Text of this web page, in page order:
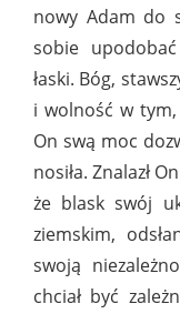
nowy Adam do
sobie
łaski. Bóg,
i wolność w tym,
On swą moc
nosiła. Znalazł
że blask swój
ziemskim,
swoją
chciał być